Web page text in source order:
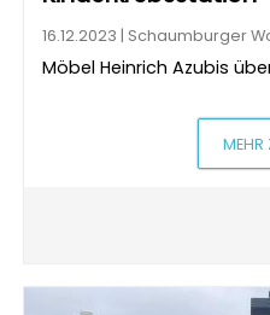
16.12.2023 | Schaumburger
Möbel Heinrich Azubis
MEHR